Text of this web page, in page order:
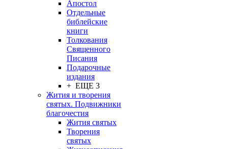
Апостол
Отдельные
библейские
книги
Толкования
Священного
Писания
Подарочные
издания
+ ЕЩЕ 3
Жития и творения
святых. Подвижники
благочестия
Жития святых
Творения
святых